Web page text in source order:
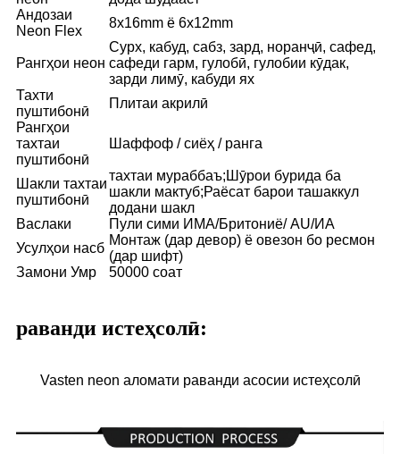
Андозаи
Neon Flex
8x16mm ё 6x12mm
Рангҳои неон
Сурх, кабуд, сабз, зард, норанҷӣ, сафед,
сафеди гарм, гулобӣ, гулобии кӯдак,
зарди лимӯ, кабуди ях
Тахти
пуштибонӣ
Плитаи акрилӣ
Рангҳои
тахтаи
пуштибонӣ
Шаффоф / сиёҳ / ранга
Шакли тахтаи
пуштибонӣ
тахтаи мураббаъ;Шӯрои бурида ба
шакли мактуб;Раёсат барои ташаккул
додани шакл
Васлаки
Пули сими ИМА/Бритониё/ AU/ИА
Усулҳои насб
Монтаж (дар девор) ё овезон бо ресмон
(дар шифт)
Замони Умр
50000 соат
раванди истеҳсолӣ:
Vasten neon аломати раванди асосии истеҳсолӣ